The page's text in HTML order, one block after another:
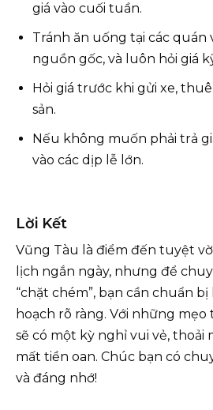
giá vào cuối tuần.
Tránh ăn uống tại các quán
nguồn gốc, và luôn hỏi giá
Hỏi giá trước khi gửi xe,
sản.
Nếu không muốn phải trả
vào các dịp lễ lớn.
Lời Kết
Vũng Tàu là điểm đến tuyệt
lịch ngắn ngày, nhưng để
“chặt chém”, bạn cần chuẩn
hoạch rõ ràng. Với những mẹo
sẽ có một kỳ nghỉ vui vẻ, thoải
mất tiền oan. Chúc bạn có
và đáng nhớ!